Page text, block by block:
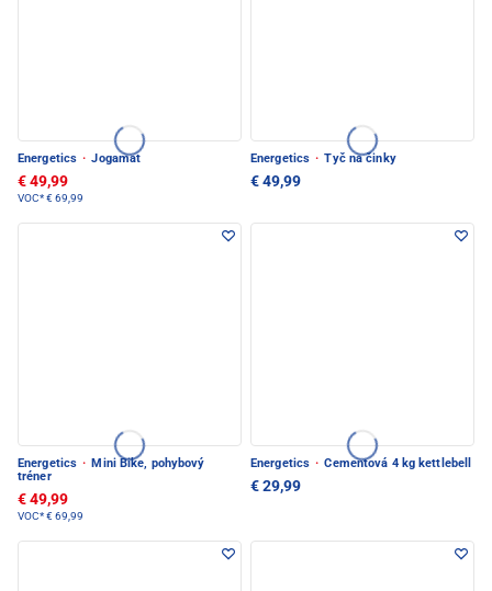
Energetics · Jogamat
€ 49,99
VOC*€ 69,99
Energetics · Tyč na činky
€ 49,99
Energetics · Mini Bike, pohybový
tréner
€ 49,99
VOC*€ 69,99
Energetics · Cementová 4 kg kettlebell
€ 29,99